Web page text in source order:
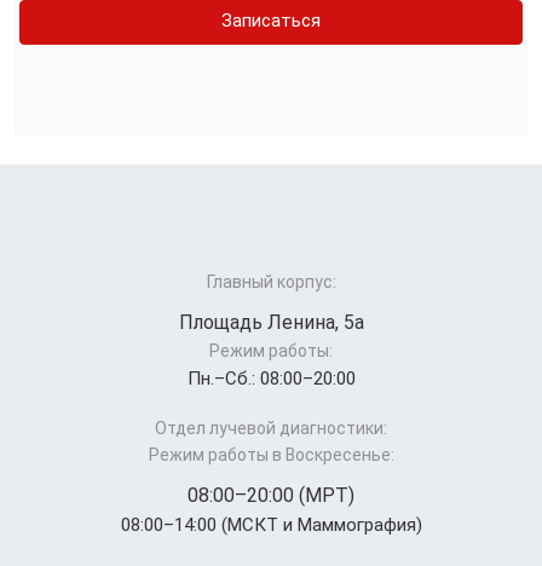
Записаться
Главный корпус:
Площадь Ленина, 5а
Режим работы:
Пн.–Cб.: 08:00–20:00
Отдел лучевой диагностики:
Режим работы в Воскресенье:
08:00–20:00 (МРТ)
08:00–14:00 (МСКТ и Маммография)